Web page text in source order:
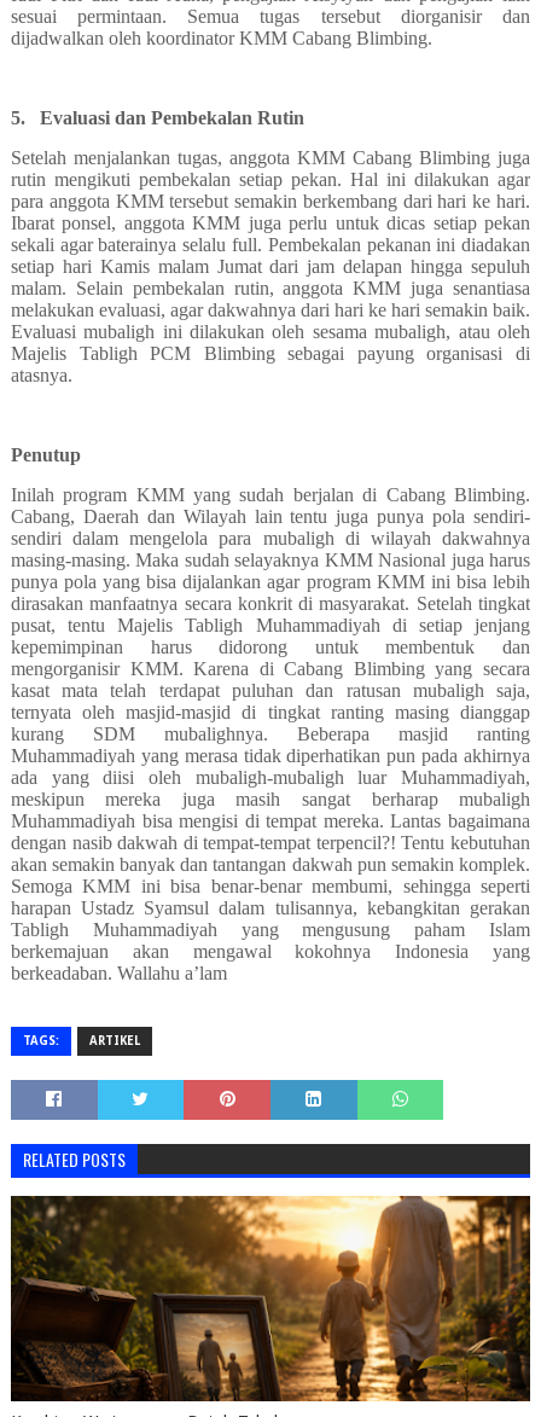
sesuai permintaan. Semua tugas tersebut diorganisir dan
dijadwalkan oleh koordinator KMM Cabang Blimbing.
5.
Evaluasi dan Pembekalan Rutin
Setelah menjalankan tugas, anggota KMM Cabang Blimbing juga
rutin mengikuti pembekalan setiap pekan. Hal ini dilakukan agar
para anggota KMM tersebut semakin berkembang dari hari ke hari.
Ibarat ponsel, anggota KMM juga perlu untuk dicas setiap pekan
sekali agar baterainya selalu full. Pembekalan pekanan ini diadakan
setiap hari Kamis malam Jumat dari jam delapan hingga sepuluh
malam. Selain pembekalan rutin, anggota KMM juga senantiasa
melakukan evaluasi, agar dakwahnya dari hari ke hari semakin baik.
Evaluasi mubaligh ini dilakukan oleh sesama mubaligh, atau oleh
Majelis Tabligh PCM Blimbing sebagai payung organisasi di
atasnya.
Penutup
Inilah program KMM yang sudah berjalan di Cabang Blimbing.
Cabang, Daerah dan Wilayah lain tentu juga punya pola sendiri-
sendiri dalam mengelola para mubaligh di wilayah dakwahnya
masing-masing. Maka sudah selayaknya KMM Nasional juga harus
punya pola yang bisa dijalankan agar program KMM ini bisa lebih
dirasakan manfaatnya secara konkrit di masyarakat. Setelah tingkat
pusat, tentu Majelis Tabligh Muhammadiyah di setiap jenjang
kepemimpinan harus didorong untuk membentuk dan
mengorganisir KMM. Karena di Cabang Blimbing yang secara
kasat mata telah terdapat puluhan dan ratusan mubaligh saja,
ternyata oleh masjid-masjid di tingkat ranting masing dianggap
kurang SDM mubalighnya. Beberapa masjid ranting
Muhammadiyah yang merasa tidak diperhatikan pun pada akhirnya
ada yang diisi oleh mubaligh-mubaligh luar Muhammadiyah,
meskipun mereka juga masih sangat berharap mubaligh
Muhammadiyah bisa mengisi di tempat mereka. Lantas bagaimana
dengan nasib dakwah di tempat-tempat terpencil?! Tentu kebutuhan
akan semakin banyak dan tantangan dakwah pun semakin komplek.
Semoga KMM ini bisa benar-benar membumi, sehingga seperti
harapan Ustadz Syamsul dalam tulisannya, kebangkitan gerakan
Tabligh Muhammadiyah yang mengusung paham Islam
berkemajuan akan mengawal kokohnya Indonesia yang
berkeadaban. Wallahu a’lam
TAGS: ARTIKEL
RELATED POSTS